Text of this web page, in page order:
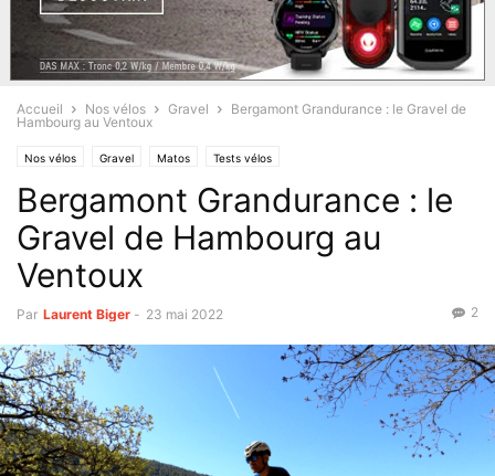
Accueil Nos vélos Gravel
Bergamont Grandurance : le Gravel de
Hambourg au Ventoux
Nos vélos Gravel Matos Tests vélos
Bergamont Grandurance : le
Gravel de Hambourg au
Ventoux
Par Laurent Biger - 23 mai 2022 2